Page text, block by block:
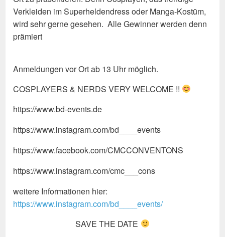
Verkleiden im Superheldendress oder Manga-Kostüm,
wird sehr gerne gesehen. Alle Gewinner werden denn
prämiert
Anmeldungen vor Ort ab 13 Uhr möglich.
COSPLAYERS & NERDS VERY WELCOME !!
https://www.bd-events.de
https://www.instagram.com/bd____events
https://www.facebook.com/CMCCONVENTONS
https://www.instagram.com/cmc___cons
weitere Informationen hier:
https://www.instagram.com/bd____events/
SAVE THE DATE